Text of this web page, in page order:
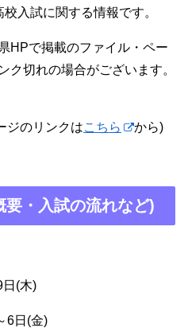
入試に関する情報です。
HPで掲載のファイル・ペー
ク切れの場合がございます。
のリンクはこちら から)
・入試の流れなど)
日(木)
6日(金)